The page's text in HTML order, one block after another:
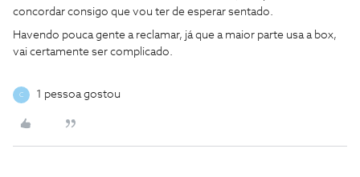
concordar consigo que vou ter de esperar sentado.
Havendo pouca gente a reclamar, já que a maior parte usa a box,
vai certamente ser complicado.
C 1 pessoa gostou